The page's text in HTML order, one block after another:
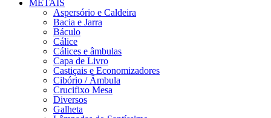
METAIS
Aspersório e Caldeira
Bacia e Jarra
Báculo
Cálice
Cálices e âmbulas
Capa de Livro
Castiçais e Economizadores
Cibório / Âmbula
Crucifixo Mesa
Diversos
Galheta